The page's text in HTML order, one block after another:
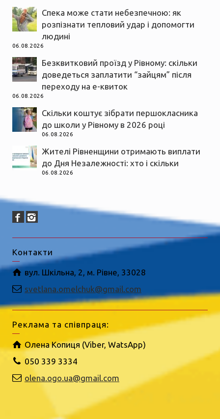
Спека може стати небезпечною: як
розпізнати тепловий удар і допомогти
людині
06.08.2026
Безквитковий проїзд у Рівному: скільки
доведеться заплатити “зайцям” після
переходу на е-квиток
06.08.2026
Скільки коштує зібрати першокласника
до школи у Рівному в 2026 році
06.08.2026
Жителі Рівненщини отримають виплати
до Дня Незалежності: хто і скільки
06.08.2026
Контакти
вул. Шкільна, 2, м. Рівне, 33028
svetlana.omelchuk@gmail.com
Реклама та співпраця:
Олена Копиця (Viber, WatsApp)
050 339 3334
olena.ogo.ua@gmail.com